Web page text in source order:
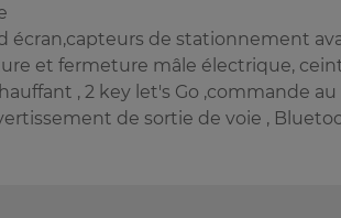
écran,capteurs de stationnement
et fermeture mâle électrique,
, 2 key let's Go ,commande
de sortie de voie ,